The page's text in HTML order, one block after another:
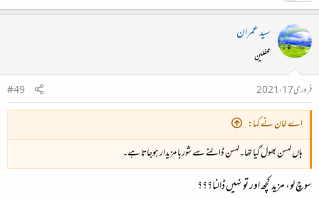
سید عمران
محفلین
فروری 17، 2021
#49
اے خان نے کہا:
ہاں لہسن بھول گیا تھا۔لہسن ڈالنے سے شوربا مزیدار ہوجاتا ہے۔
سوچ لو، مزید کچھ اور تو نہیں ڈالنا؟؟؟